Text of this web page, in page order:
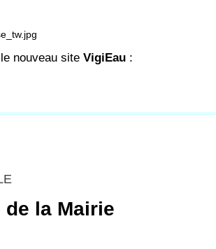
nouveau site VigiEau :
la Mairie